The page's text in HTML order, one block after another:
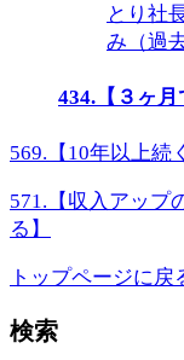
とり社
み（過
434.【３ヶ月
569.【10年以上続
571.【収入アップ
る】
トップページに戻
検索